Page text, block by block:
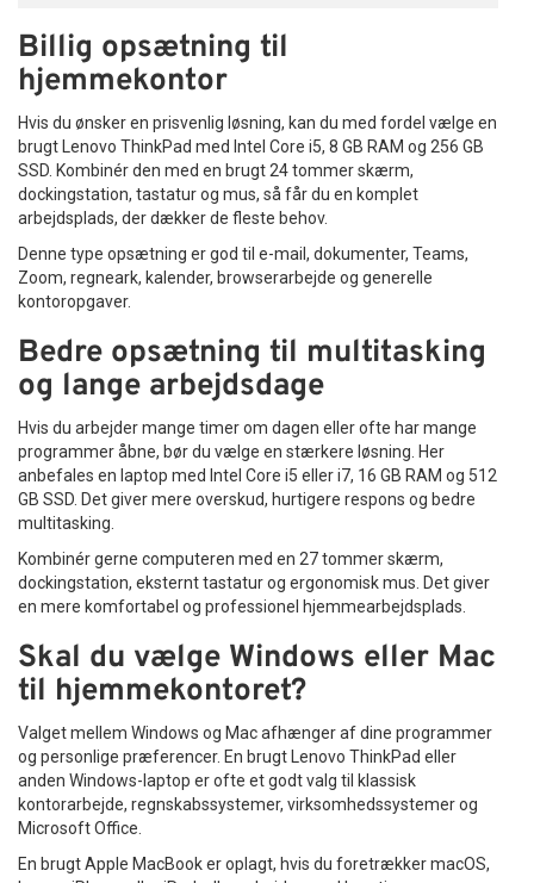
Billig opsætning til
hjemmekontor
Hvis du ønsker en prisvenlig løsning, kan du med fordel vælge en
brugt Lenovo ThinkPad med Intel Core i5, 8 GB RAM og 256 GB
SSD. Kombinér den med en brugt 24 tommer skærm,
dockingstation, tastatur og mus, så får du en komplet
arbejdsplads, der dækker de fleste behov.
Denne type opsætning er god til e-mail, dokumenter, Teams,
Zoom, regneark, kalender, browserarbejde og generelle
kontoropgaver.
Bedre opsætning til multitasking
og lange arbejdsdage
Hvis du arbejder mange timer om dagen eller ofte har mange
programmer åbne, bør du vælge en stærkere løsning. Her
anbefales en laptop med Intel Core i5 eller i7, 16 GB RAM og 512
GB SSD. Det giver mere overskud, hurtigere respons og bedre
multitasking.
Kombinér gerne computeren med en 27 tommer skærm,
dockingstation, eksternt tastatur og ergonomisk mus. Det giver
en mere komfortabel og professionel hjemmearbejdsplads.
Skal du vælge Windows eller Mac
til hjemmekontoret?
Valget mellem Windows og Mac afhænger af dine programmer
og personlige præferencer. En brugt Lenovo ThinkPad eller
anden Windows-laptop er ofte et godt valg til klassisk
kontorarbejde, regnskabssystemer, virksomhedssystemer og
Microsoft Office.
En brugt Apple MacBook er oplagt, hvis du foretrækker macOS,